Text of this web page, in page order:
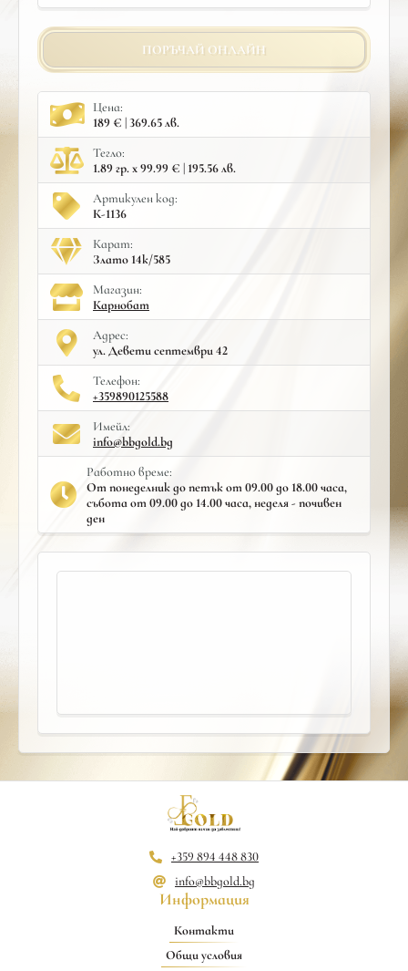
ПОРЪЧАЙ ОНЛАЙН
Цена:
189 € | 369.65 лв.
Тегло:
1.89 гр. x 99.99 € | 195.56 лв.
Артикулен код:
К-1136
Карат:
Злато 14к/585
Mагазин:
Карнобат
Адрес:
ул. Девети септември 42
Телефон:
+359890125588
Имейл:
info@bbgold.bg
Работно време:
От понеделник до петък от 09.00 до 18.00 часа,
събота от 09.00 до 14.00 часа, неделя - почивен
ден
+359 894 448 830
info@bbgold.bg
Информация
Контакти
Общи условия